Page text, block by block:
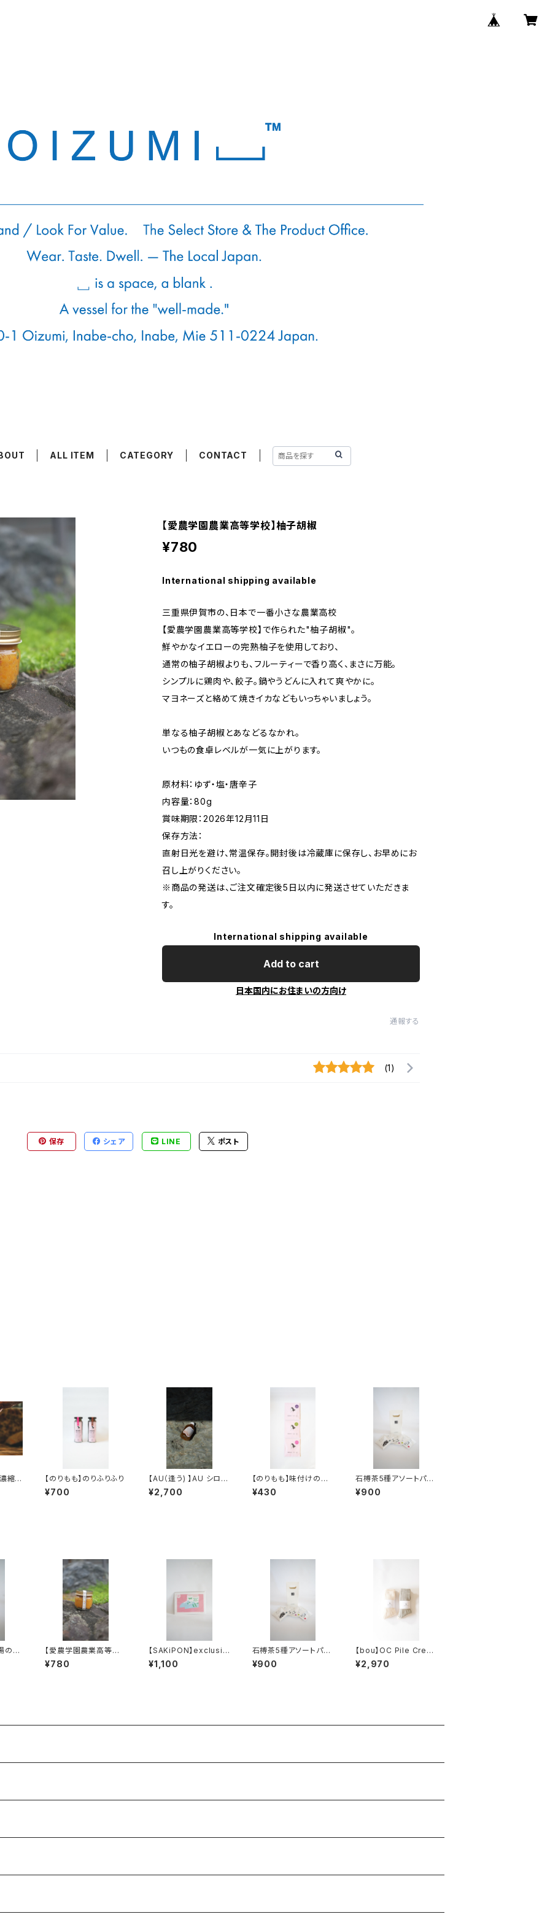
ALL ITEM CATEGORY CONTACT
【愛農学園農業高等学校】柚子胡椒
¥780
International shipping available
三重県伊賀市の、日本で一番小さな農業高校
【愛農学園農業高等学校】で作られた"柚子胡椒"。
鮮やかなイエローの完熟柚子を使用しており、
通常の柚子胡椒よりも、フルーティーで香り高く、まさに万能。
シンプルに鶏肉や、餃子。鍋やうどんに入れて爽やかに。
マヨネーズと絡めて焼きイカなどもいっちゃいましょう。
単なる柚子胡椒とあなどるなかれ。
いつもの食卓レベルが一気に上がります。
原材料：ゆず・塩・唐辛子
内容量：80g
賞味期限：2026年12月11日
保存方法：
直射日光を避け、常温保存。開封後は冷蔵庫に保存し、お早めにお
召し上がりください。
※商品の発送は、ご注文確定後5日以内に発送させていただきま
す。
International shipping available
Add to cart
日本国内にお住まいの方向け
通報する
(1)
保存 シェア LINE ポスト
縮珈
【のりもも】のりふりふり
¥700
【AU（逢う) 】AU シロッ
プ
¥2,700
【のりもも】味付けの
り 8切12枚入
¥430
石榑茶5種アソートパッ
ク
¥900
の花
【愛農学園農業高等学
校】柚子胡椒
¥780
【SAKiPON】exclusiv
e A4poster
¥1,100
石榑茶5種アソートパッ
ク
¥900
【bou】OC Pile Crew
2P Pack
¥2,970